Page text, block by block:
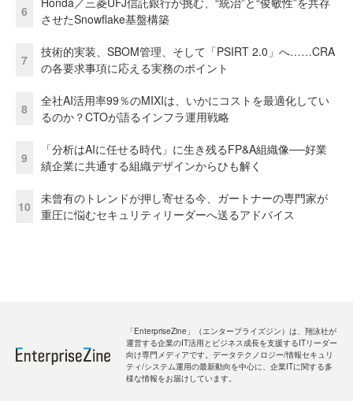
6
させたSnowflake基盤構築
7
技術的実装、SBOM管理、そして「PSIRT 2.0」へ……CRA
の各要求事項に応える実務のポイント
8
全社AI活用率99％のMIXIは、いかにコストを最適化してい
るのか？CTOが語るインフラ運用戦略
9
「分析はAIに任せる時代」に生き残るFP&A組織像──好業
績企業に共通する組織デザインからひも解く
10
未曾有のトレンドが押し寄せる今、ガートナーの専門家が
重圧に悩むセキュリティリーダーへ送るアドバイス
「EnterpriseZine」（エンタープライズジン）は、翔泳社が
運営する企業のIT活用とビジネス成長を支援するITリーダー
向け専門メディアです。データテクノロジー/情報セキュリ
ティ/システム運用の最新動向を中心に、企業ITに関する多
様な情報をお届けしています。